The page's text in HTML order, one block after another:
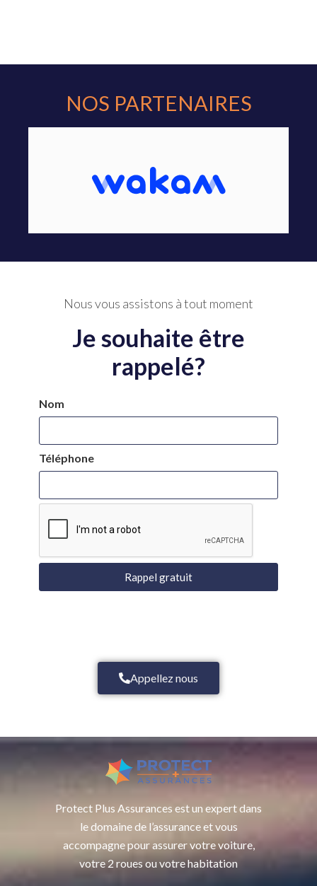
NOS PARTENAIRES
Nous vous assistons à tout moment
Je souhaite être
rappelé?
Nom
Téléphone
Rappel gratuit
Appellez nous
Protect Plus Assurances est un expert dans
le domaine de l’assurance et vous
accompagne pour assurer votre voiture,
votre 2 roues ou votre habitation